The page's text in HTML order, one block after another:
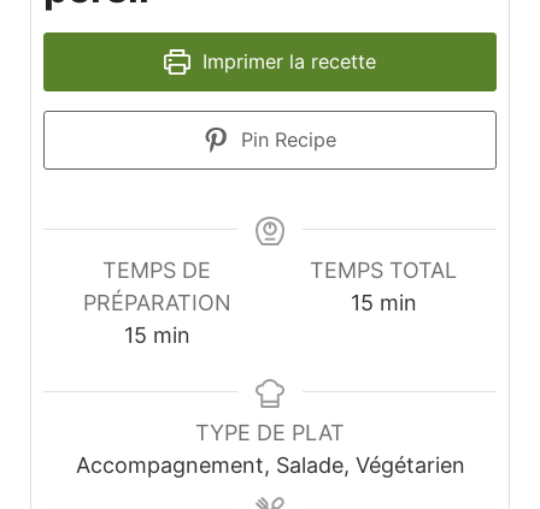
Imprimer la recette
Pin Recipe
TEMPS DE
PRÉPARATION
15minutes
min
TEMPS TOTAL
15minutes
min
TYPE DE PLAT
Accompagnement, Salade, Végétarien